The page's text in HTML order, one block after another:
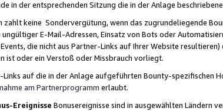
in der entsprechenden Sitzung die in der Anlage
zahlt keine Sondervergütung, wenn das zugrundeliegende
ungültiger E-Mail-Adressen, Einsatz von Bots oder
die nicht aus Partner-Links auf Ihrer Website
ist oder ein Verstoß oder Missbrauch vorliegt.
Links auf die in der Anlage aufgeführten Bounty-spezifischen
am Partnerprogramm erlaubt.
Ereignisse Bonusereignisse sind in ausgewählten Ländern